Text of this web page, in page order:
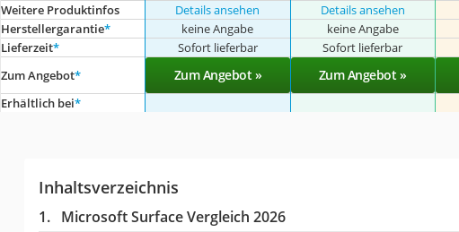
Weitere Produktinfos Details ansehen Details ansehen
Herstellergarantie* keine Angabe keine Angabe
Lieferzeit* Sofort lieferbar Sofort lieferbar
Zum Angebot* Zum Angebot » Zum Angebot »
Erhältlich bei*
Inhaltsverzeichnis
Microsoft Surface Vergleich 2026